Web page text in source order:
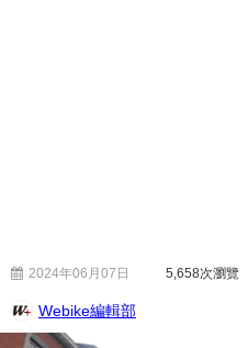
2024年06月07日 5,658次瀏覽
Webike編輯部